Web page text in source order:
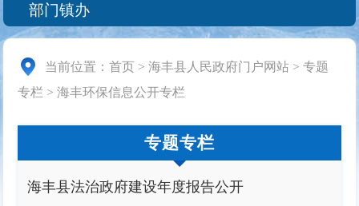
部门镇办
当前位置：首页 >海丰县人民政府门户网站 >专题
专栏 >海丰环保信息公开专栏
专题专栏
海丰县法治政府建设年度报告公开